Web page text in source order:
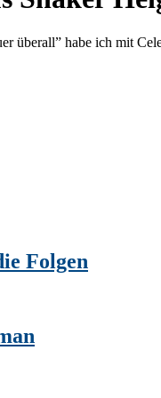
überall” habe ich mit
Folgen